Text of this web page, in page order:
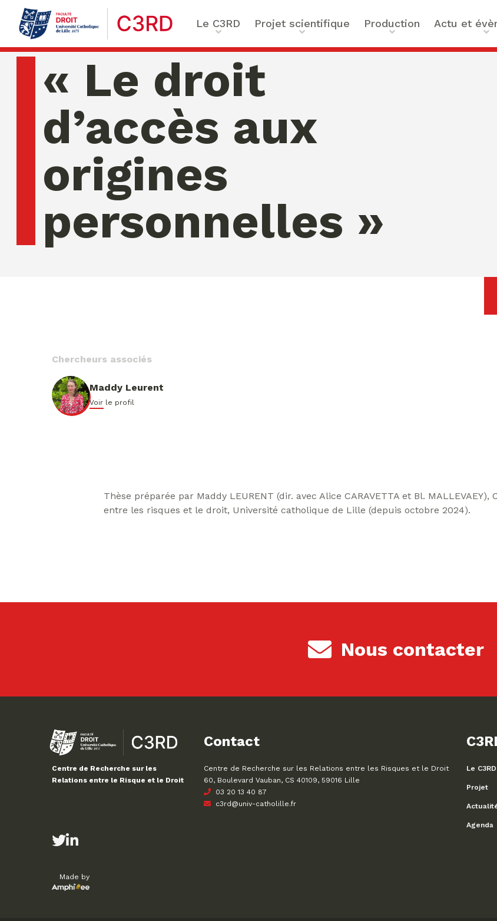
Le C3RD
Qui sommes-nous ?
Nos chercheurs
Chaire Enfance & familles
Chaire Droit & éthique de la santé
numérique
Compliance & ESG, Sustainability
Reporting
Projet scientifique
Le projet scientifique
Vulnérabilités
Sécurité : Approches Critiques et
Ethique des Organisations
Transformation de Normativités
Production
Ouvrages
Actu et
Actualités
« Le droit
d’accès aux
origines
personnelles »
Chercheurs associés
Maddy Leurent
Voir le profil
Thèse préparée par Maddy LEURENT (dir. avec Alice CARAVETTA et Bl.
entre les risques et le droit, Université catholique de Lille (depuis octobre 2024).
Nous contacter
Centre de Recherche sur les
Relations entre le Risque et le Droit
Contact
Centre de Recherche sur les Relations entre les Risques et le Droit
60, Boulevard Vauban, CS 40109, 59016 Lille
03 20 13 40 87
c3rd@univ-catholille.fr
Le C3RD
Projet
Agenda
Made by